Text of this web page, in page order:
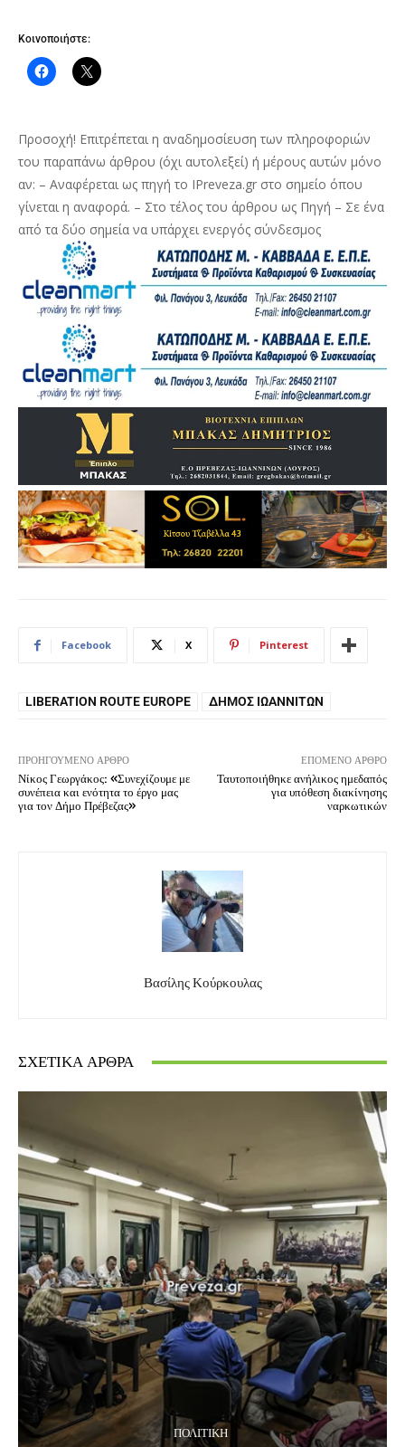
Κοινοποιήστε:
Προσοχή! Επιτρέπεται η αναδημοσίευση των πληροφοριών
του παραπάνω άρθρου (όχι αυτολεξεί) ή μέρους αυτών μόνο
αν: – Αναφέρεται ως πηγή το IPreveza.gr στο σημείο όπου
γίνεται η αναφορά. – Στο τέλος του άρθρου ως Πηγή – Σε ένα
από τα δύο σημεία να υπάρχει ενεργός σύνδεσμος
Facebook X Pinterest
LIBERATION ROUTE EUROPE ΔΉΜΟΣ ΙΩΑΝΝΙΤΏΝ
ΠΡΟΗΓΟΎΜΕΝΟ ΆΡΘΡΟ
Νίκος Γεωργάκος: «Συνεχίζουμε με
συνέπεια και ενότητα το έργο μας
για τον Δήμο Πρέβεζας»
ΕΠΌΜΕΝΟ ΆΡΘΡΟ
Ταυτοποιήθηκε ανήλικος ημεδαπός
για υπόθεση διακίνησης
ναρκωτικών
Βασίλης Κούρκουλας
ΣΧΕΤΙΚΆ ΆΡΘΡΑ
ΠΟΛΙΤΙΚΉ